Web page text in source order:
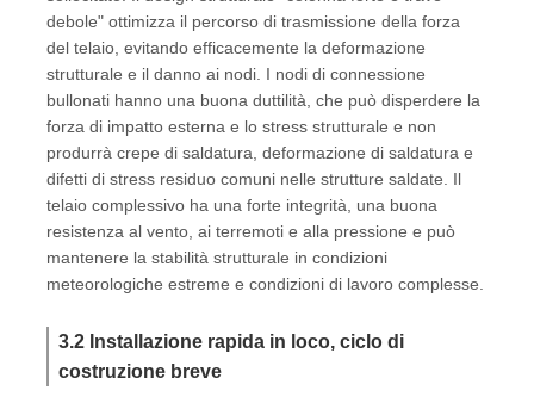
debole" ottimizza il percorso di trasmissione della forza
del telaio, evitando efficacemente la deformazione
strutturale e il danno ai nodi. I nodi di connessione
bullonati hanno una buona duttilità, che può disperdere la
forza di impatto esterna e lo stress strutturale e non
produrrà crepe di saldatura, deformazione di saldatura e
difetti di stress residuo comuni nelle strutture saldate. Il
telaio complessivo ha una forte integrità, una buona
resistenza al vento, ai terremoti e alla pressione e può
mantenere la stabilità strutturale in condizioni
meteorologiche estreme e condizioni di lavoro complesse.
3.2 Installazione rapida in loco, ciclo di
costruzione breve